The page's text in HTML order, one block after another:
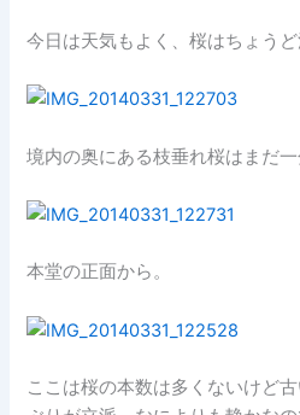
今日は天気もよく、桜はちょうど
境内の奥にある枝垂れ桜はまだ一
本堂の正面から。
ここは桜の本数は多くないけど